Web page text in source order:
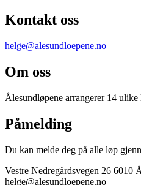
Kontakt oss
helge@alesundloepene.no
Om oss
Ålesundløpene arrangerer 14
Påmelding
Du kan melde deg på alle løp
Vestre Nedregårdsvegen 26 6010
helge@alesundloepene.no